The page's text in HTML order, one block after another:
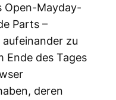
Open-Mayday-
Parts –
zu
Ende des Tages
deren